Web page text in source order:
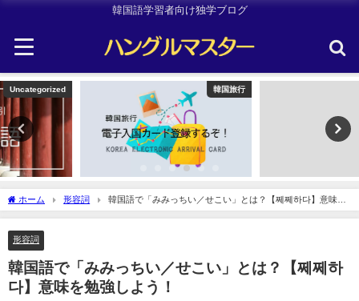
韓国語学習者向け独学ブログ
韓国旅行
ホーム 形容詞
韓国語で「みみっちい／せこい」とは？【쩨쩨하다】意味を
勉強しよう！
形容詞
韓国語で「みみっちい／せこい」とは？【쩨쩨하
다】意味を勉強しよう！